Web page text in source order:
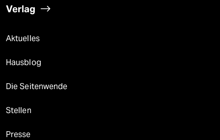
Verlag
Aktuelles
Hausblog
Die Seitenwende
Stellen
Presse